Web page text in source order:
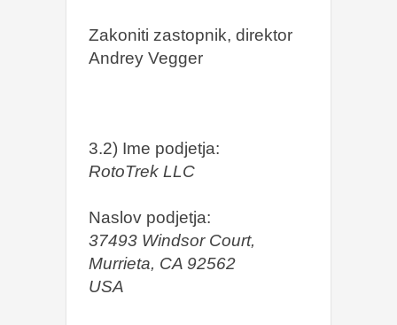
Zakoniti zastopnik, direktor
Andrey Vegger
3.2) Ime podjetja:
RotoTrek LLC
Naslov podjetja:
37493 Windsor Court,
Murrieta, CA 92562
USA